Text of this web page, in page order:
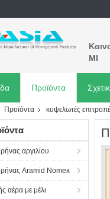
MI
Προϊόντα
Προϊόντα κυψελωτές
αργιλίου
Aramid Nomex
αέρα με μέλι